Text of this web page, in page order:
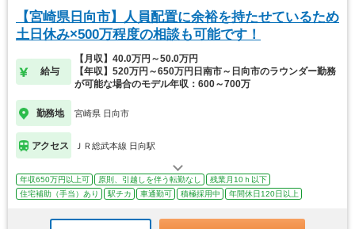
【宮崎県日向市】人員配置に余裕を持たせているため
土日休み×500万程度の相談も可能です！
給与
【月収】40.0万円～50.0万円
【年収】520万円～650万円日南市～日向市のラウンダー勤務
が可能な場合のモデル年収：600～700万
勤務地 宮崎県 日向市
アクセス ＪＲ総武本線 日向駅
年収650万円以上可 原則、引越しを伴う転勤なし
残業月10ｈ以下
住宅補助（手当）あり
駅チカ 車通勤可 積極採用中 年間休日120日以上